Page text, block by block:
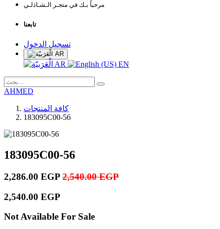
مرحباً بـك في متجـر الـشـاذلـي
تابعنا
تسجيل الدخول
AR
AR EN
AHMED
كافة المنتجات
183095C00-56
183095C00-56
2,286.00 EGP 2,540.00EGP
2,540.00 EGP
Not Available For Sale